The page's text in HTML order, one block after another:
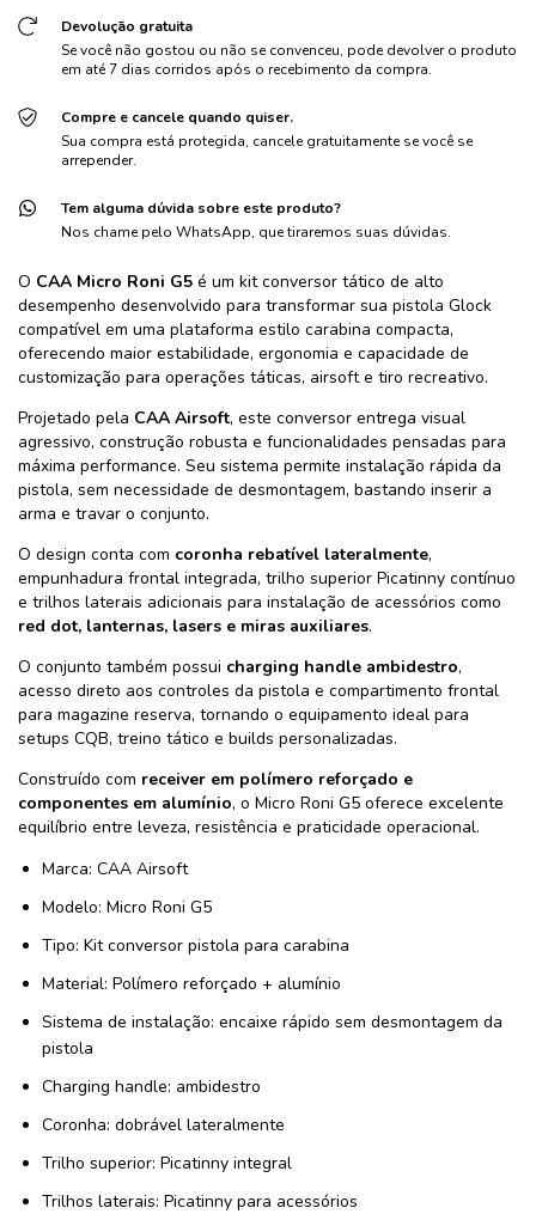
Devolução gratuita
Se você não gostou ou não se convenceu, pode devolver o produto
em até 7 dias corridos após o recebimento da compra.
Compre e cancele quando quiser.
Sua compra está protegida, cancele gratuitamente se você se
arrepender.
Tem alguma dúvida sobre este produto?
Nos chame pelo WhatsApp, que tiraremos suas dúvidas.
O CAA Micro Roni G5 é um kit conversor tático de alto
desempenho desenvolvido para transformar sua pistola Glock
compatível em uma plataforma estilo carabina compacta,
oferecendo maior estabilidade, ergonomia e capacidade de
customização para operações táticas, airsoft e tiro recreativo.
Projetado pela CAA Airsoft, este conversor entrega visual
agressivo, construção robusta e funcionalidades pensadas para
máxima performance. Seu sistema permite instalação rápida da
pistola, sem necessidade de desmontagem, bastando inserir a
arma e travar o conjunto.
O design conta com coronha rebatível lateralmente,
empunhadura frontal integrada, trilho superior Picatinny contínuo
e trilhos laterais adicionais para instalação de acessórios como
red dot, lanternas, lasers e miras auxiliares.
O conjunto também possui charging handle ambidestro,
acesso direto aos controles da pistola e compartimento frontal
para magazine reserva, tornando o equipamento ideal para
setups CQB, treino tático e builds personalizadas.
Construído com receiver em polímero reforçado e
componentes em alumínio, o Micro Roni G5 oferece excelente
equilíbrio entre leveza, resistência e praticidade operacional.
Marca: CAA Airsoft
Modelo: Micro Roni G5
Tipo: Kit conversor pistola para carabina
Material: Polímero reforçado + alumínio
Sistema de instalação: encaixe rápido sem desmontagem da
pistola
Charging handle: ambidestro
Coronha: dobrável lateralmente
Trilho superior: Picatinny integral
Trilhos laterais: Picatinny para acessórios